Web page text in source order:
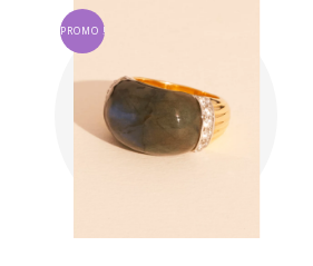
PROMO !